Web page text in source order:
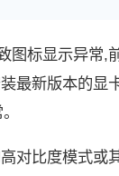
图标显示异常,
最新版本的显
对比度模式或